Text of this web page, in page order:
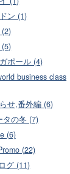
ン (1)
ポール (4)
business class
せ,番外編 (6)
タの冬 (7)
(6)
(22)
グ (11)